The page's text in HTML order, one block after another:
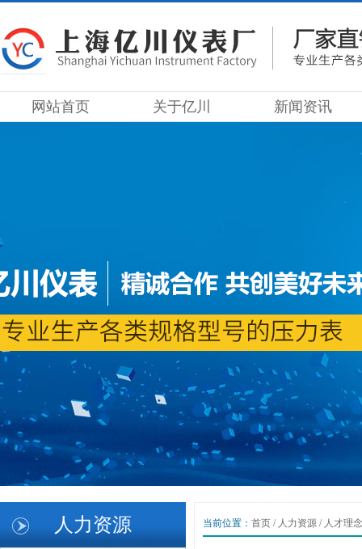
网站首页 关于亿川 新闻资讯
人力资源 当前位置： 首页 / 人力资源 / 人才理念